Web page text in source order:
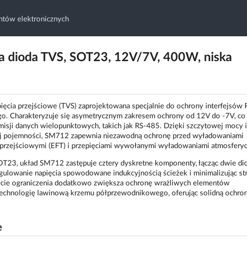
elektronicznych
dioda TVS, SOT23, 12V/7V, 400W, niska
przejściowe (TVS) zaprojektowana specjalnie do ochrony interfejsów
Charakteryzuje się asymetrycznym zakresem ochrony od 12V do -7V, co
danych wielopunktowych, takich jak RS-485. Dzięki szczytowej mocy
SM712 zapewnia niezawodną ochronę przed wyładowaniami
(EFT) i przepięciami wywołanymi wyładowaniami
układ SM712 zastępuje cztery dyskretne komponenty, łącząc dwie
napięcia spowodowane indukcyjnością ścieżek i minimalizując
ograniczenia dodatkowo zwiększa ochronę wrażliwych elementów
lawinową krzemu półprzewodnikowego, oferując solidną